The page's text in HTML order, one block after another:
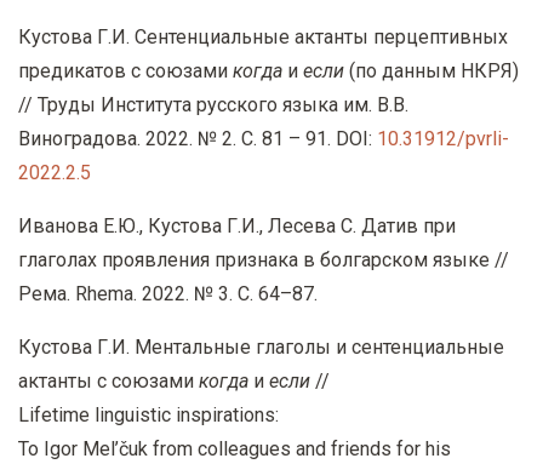
Кустова Г.И. Сентенциальные актанты перцептивных
предикатов с союзами когда и если (по данным НКРЯ)
// Труды Института русского языка им. В.В.
Виноградова. 2022. № 2. С. 81 – 91. DOI: 10.31912/pvrli-
2022.2.5
Иванова Е.Ю., Кустова Г.И., Лесева С. Датив при
глаголах проявления признака в болгарском языке //
Рема. Rhema. 2022. № 3. С. 64–87.
Кустова Г.И. Ментальные глаголы и сентенциальные
актанты с союзами когда и если //
Lifetime linguistic inspirations:
To Igor Mel’čuk from colleagues and friends for his